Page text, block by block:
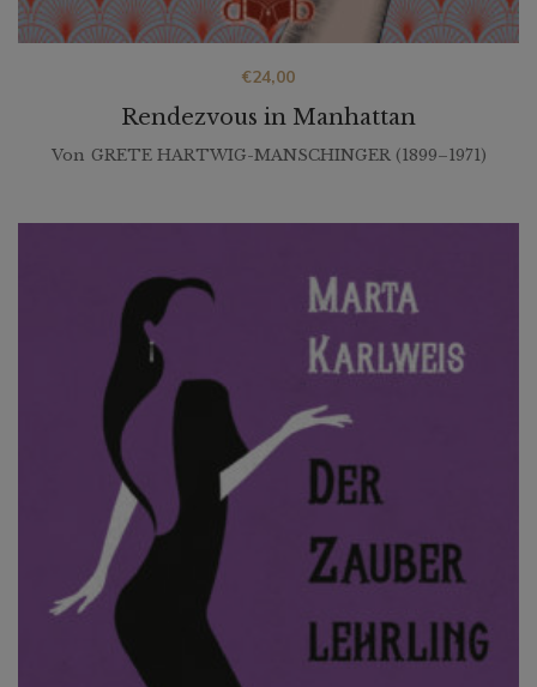
Rendezvous in Manhattan
€24,00
Von GRETE HARTWIG-MANSCHINGER (1899–1971)